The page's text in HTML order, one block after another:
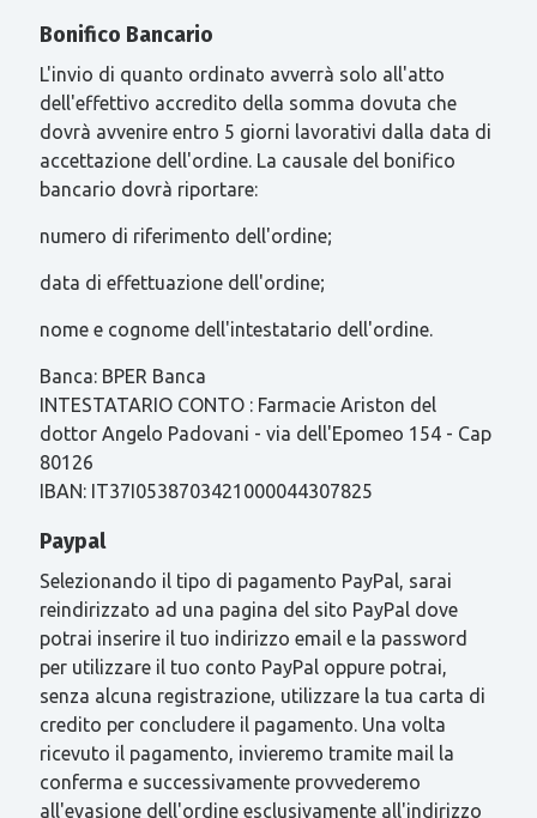
Bonifico Bancario
L'invio di quanto ordinato avverrà solo all'atto
dell'effettivo accredito della somma dovuta che
dovrà avvenire entro 5 giorni lavorativi dalla data di
accettazione dell'ordine. La causale del bonifico
bancario dovrà riportare:
numero di riferimento dell'ordine;
data di effettuazione dell'ordine;
nome e cognome dell'intestatario dell'ordine.
Banca: BPER Banca
INTESTATARIO CONTO : Farmacie Ariston del
dottor Angelo Padovani - via dell'Epomeo 154 - Cap
80126
IBAN: IT37I0538703421000044307825
Paypal
Selezionando il tipo di pagamento PayPal, sarai
reindirizzato ad una pagina del sito PayPal dove
potrai inserire il tuo indirizzo email e la password
per utilizzare il tuo conto PayPal oppure potrai,
senza alcuna registrazione, utilizzare la tua carta di
credito per concludere il pagamento. Una volta
ricevuto il pagamento, invieremo tramite mail la
conferma e successivamente provvederemo
all'evasione dell'ordine esclusivamente all'indirizzo